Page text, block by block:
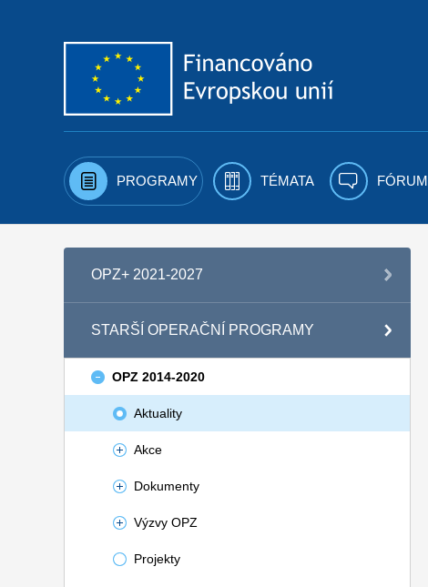
PROGRAMY TÉMATA FÓRUM
OPZ+ 2021-2027
STARŠÍ OPERAČNÍ PROGRAMY
OPZ 2014-2020
Aktuality
Akce
Dokumenty
Výzvy OPZ
Projekty